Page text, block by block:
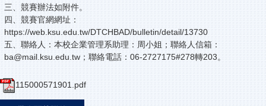
三、競賽辦法如附件。
四、競賽官網網址：
https://web.ksu.edu.tw/DTCHBAD/bulletin/detail/13730
五、聯絡人：本校企業管理系助理：周小姐；聯絡人信箱：
ba@mail.ksu.edu.tw；聯絡電話：06-2727175#278轉203。
115000571901.pdf